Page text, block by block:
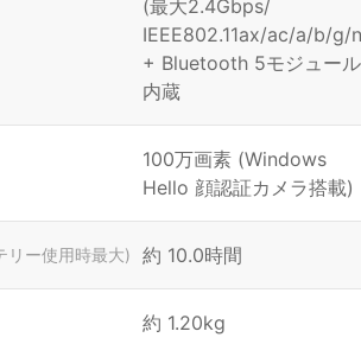
(最大2.4Gbps/
IEEE802.11ax/ac/a/b/g/
+ Bluetooth 5モジュール
内蔵
100万画素 (Windows
Hello 顔認証カメラ搭載)
リー使用時最大) 約 10.0時間
約 1.20kg